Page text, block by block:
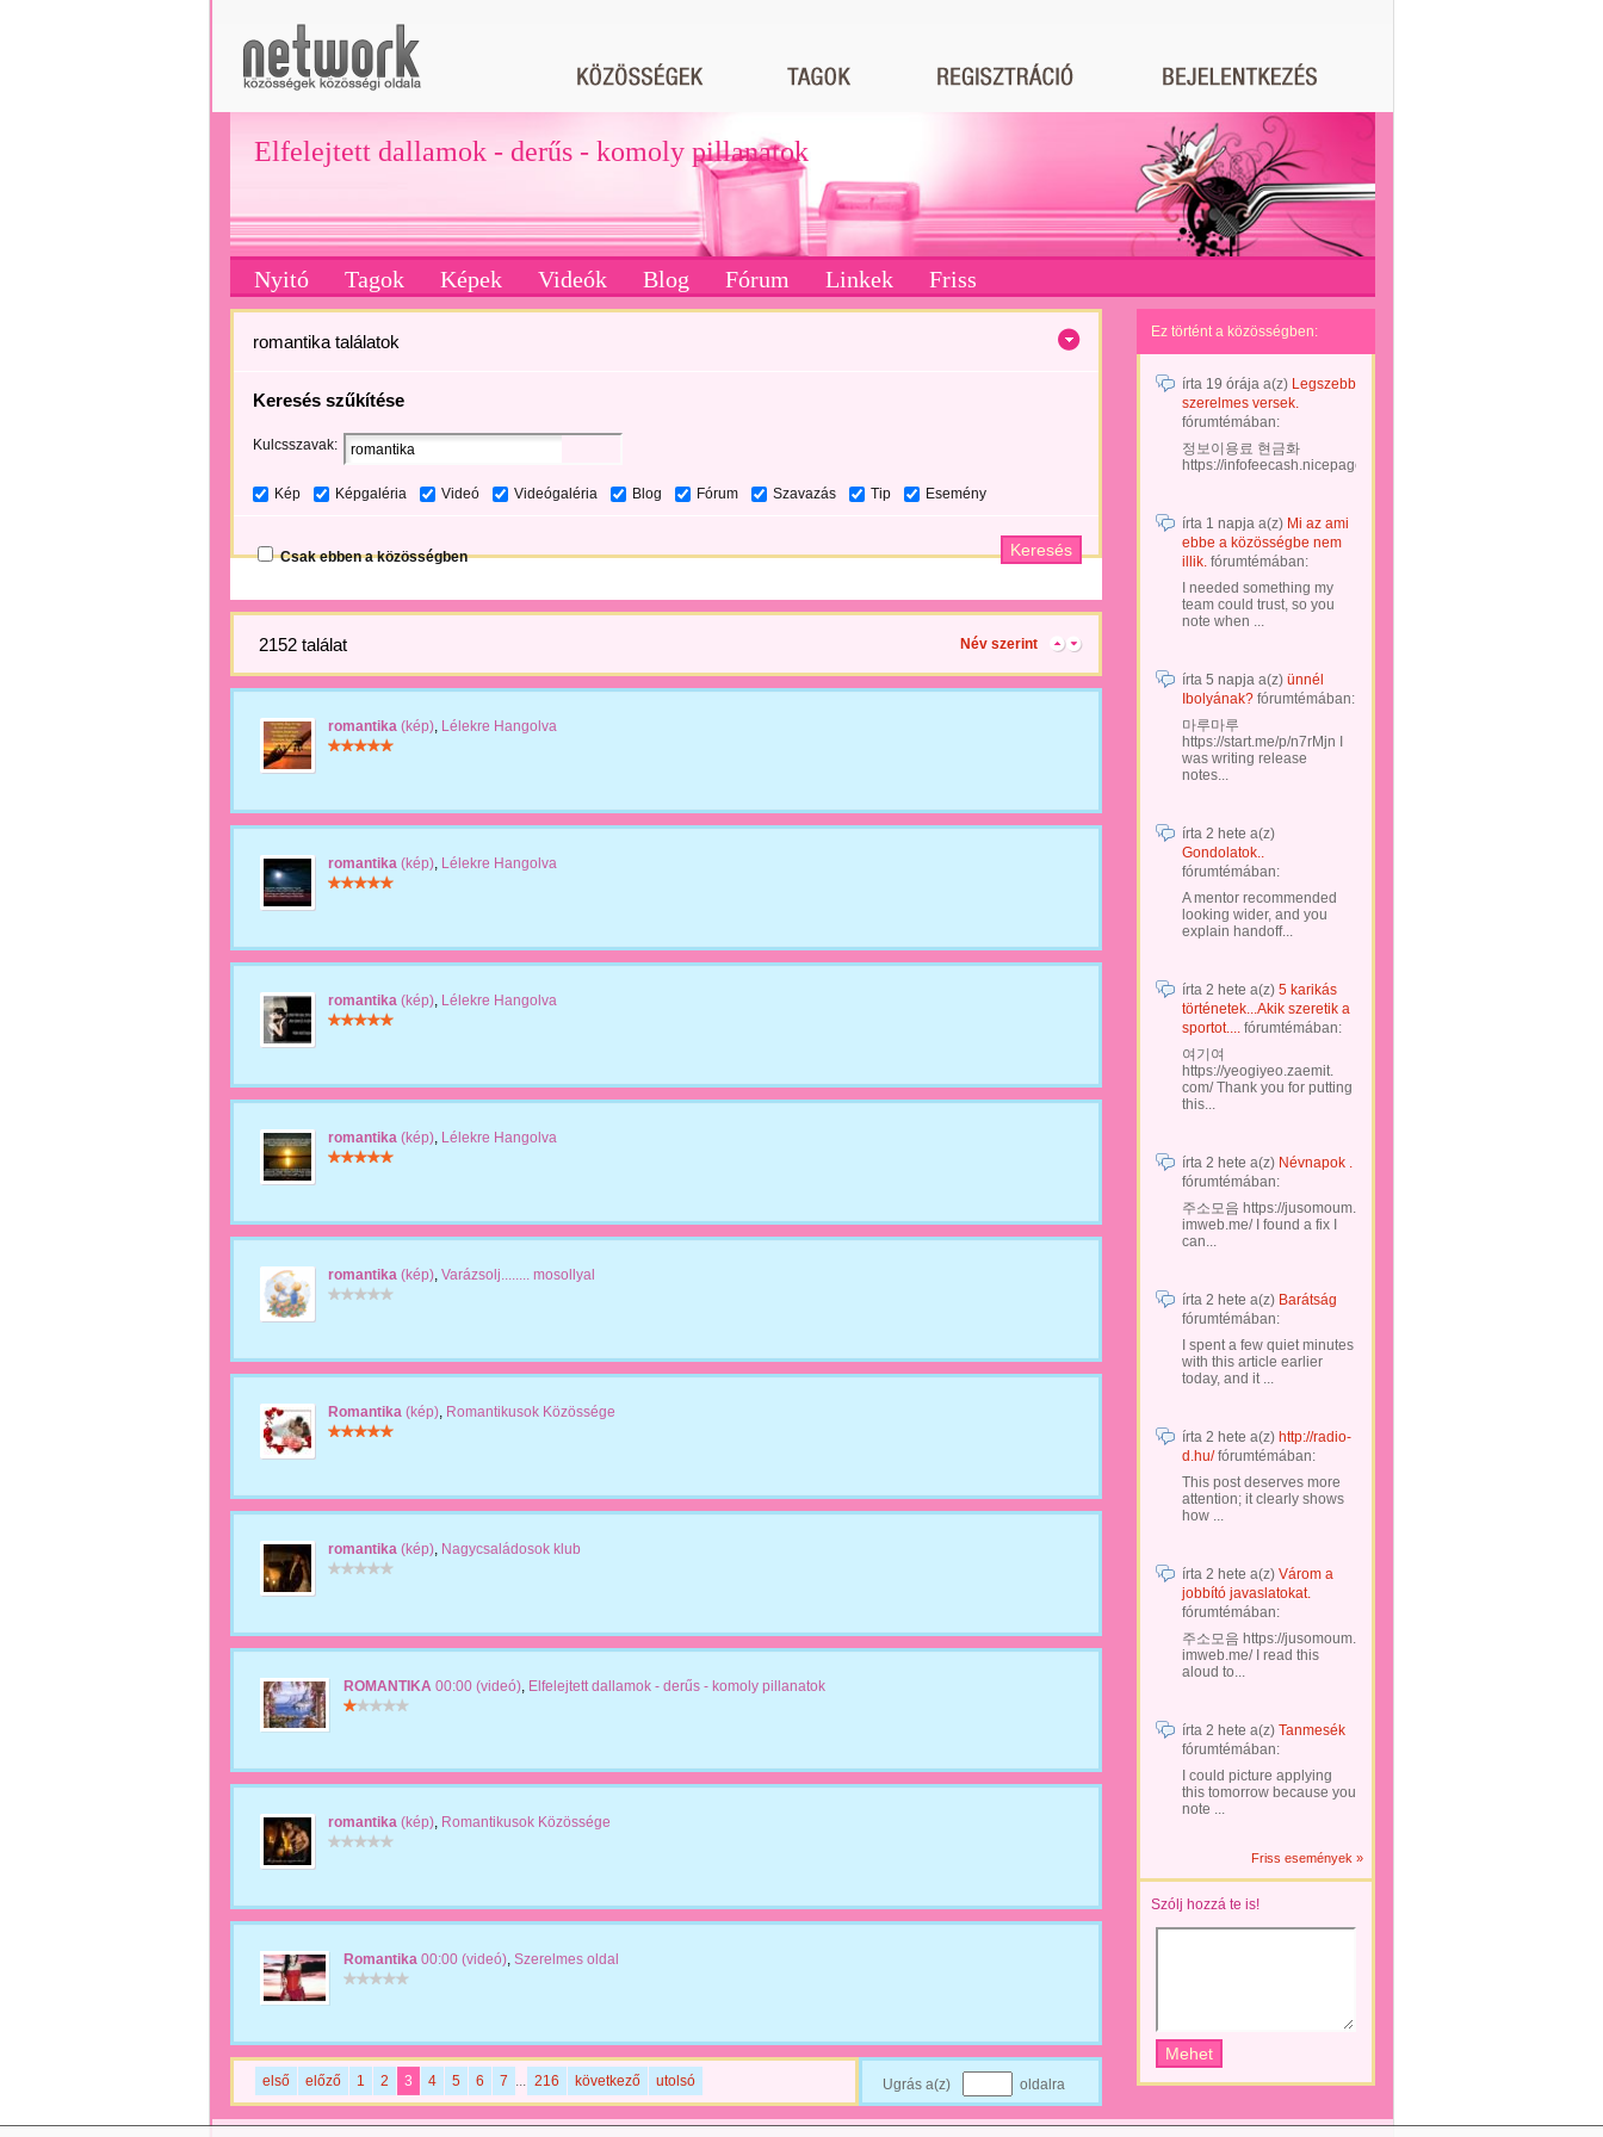
Elfelejtett dallamok - derűs - komoly pillanatok
Nyitó Tagok Képek Videók Blog Fórum Linkek Friss
romantika találatok
Keresés szűkítése
Kulcsszavak:
Kép Képgaléria Videó Videógaléria Blog Fórum Szavazás Tip Esemény
Csak ebben a közösségben
2152 találat Név szerint
romantika (kép), Lélekre Hangolva
romantika (kép), Lélekre Hangolva
romantika (kép), Lélekre Hangolva
romantika (kép), Lélekre Hangolva
romantika (kép), Varázsolj........ mosollyal
Romantika (kép), Romantikusok Közössége
romantika (kép), Nagycsaládosok klub
ROMANTIKA 00:00 (videó), Elfelejtett dallamok - derűs - komoly pillanatok
romantika (kép), Romantikusok Közössége
Romantika 00:00 (videó), Szerelmes oldal
Ugrás a(z) oldalra
első előző 1 2 3 4 5 6 7 ... 216 következő utolsó
Ez történt a közösségben:
írta 19 órája a(z) Legszebb
szerelmes versek.
fórumtémában:
정보이용료 현금화
https://infofeecash.nicepage...
írta 1 napja a(z) Mi az ami
ebbe a közösségbe nem
illik. fórumtémában:
I needed something my
team could trust, so you
note when ...
írta 5 napja a(z) ünnél
Ibolyának? fórumtémában:
마루마루
https://start.me/p/n7rMjn I
was writing release
notes...
írta 2 hete a(z)
Gondolatok..
fórumtémában:
A mentor recommended
looking wider, and you
explain handoff...
írta 2 hete a(z) 5 karikás
történetek...Akik szeretik a
sportot.... fórumtémában:
여기여
https://yeogiyeo.zaemit.
com/ Thank you for putting
this...
írta 2 hete a(z) Névnapok .
fórumtémában:
주소모음 https://jusomoum.
imweb.me/ I found a fix I
can...
írta 2 hete a(z) Barátság
fórumtémában:
I spent a few quiet minutes
with this article earlier
today, and it ...
írta 2 hete a(z) http://radio-
d.hu/fórumtémában:
This post deserves more
attention; it clearly shows
how ...
írta 2 hete a(z) Várom a
jobbító javaslatokat.
fórumtémában:
주소모음 https://jusomoum.
imweb.me/ I read this
aloud to...
írta 2 hete a(z) Tanmesék
fórumtémában:
I could picture applying
this tomorrow because you
note ...
Friss események »
Szólj hozzá te is!